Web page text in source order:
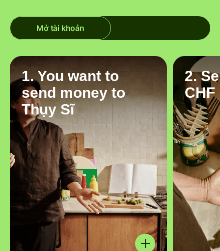
Mở tài khoản
1. You want to
send money to
Thụy Sĩ
2.
CHF